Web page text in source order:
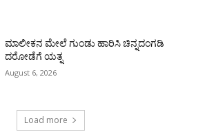
ಮಾಲೀಕನ ಮೇಲೆ ಗುಂಡು ಹಾರಿಸಿ ಚಿನ್ನದಂಗಡಿ
ದರೋಡೆಗೆ ಯತ್ನ
August 6, 2026
Load more